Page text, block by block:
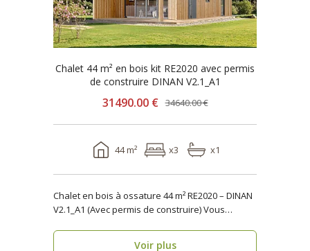
Chalet 44 m² en bois kit RE2020 avec permis
de construire DINAN V2.1_A1
31490.00 € 34640.00 €
44 m² x3 x1
Chalet en bois à ossature 44 m² RE2020 – DINAN
V2.1_A1 (Avec permis de construire) Vous
Voir plus